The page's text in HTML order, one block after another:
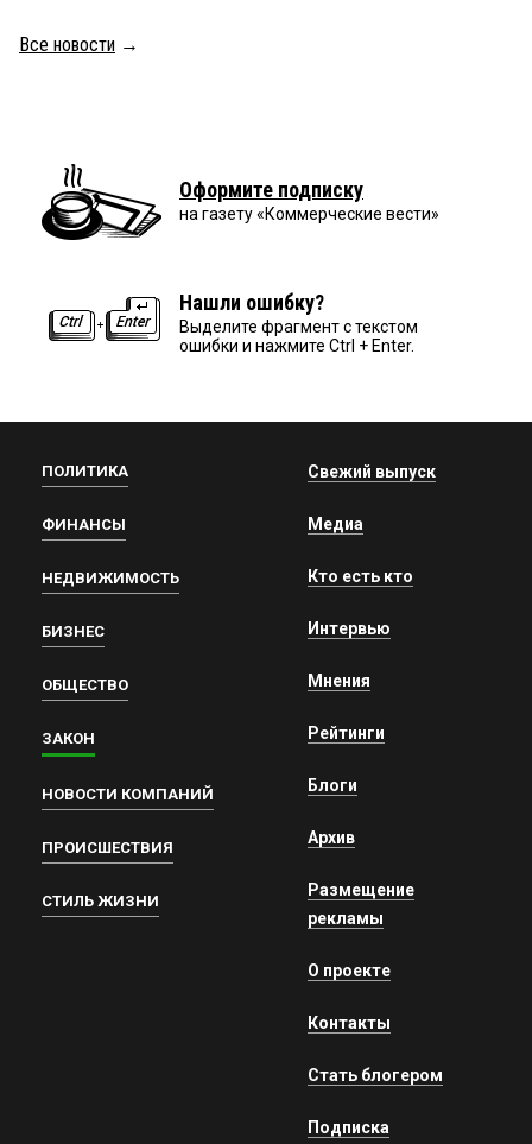
Все новости →
Оформите подписку
на газету «Коммерческие вести»
Нашли ошибку?
Выделите фрагмент с текстом
ошибки и нажмите Ctrl + Enter.
ПОЛИТИКА
ФИНАНСЫ
НЕДВИЖИМОСТЬ
БИЗНЕС
ОБЩЕСТВО
ЗАКОН
НОВОСТИ КОМПАНИЙ
ПРОИСШЕСТВИЯ
СТИЛЬ ЖИЗНИ
Свежий выпуск
Медиа
Кто есть кто
Интервью
Мнения
Рейтинги
Блоги
Архив
Размещение
рекламы
О проекте
Контакты
Стать блогером
Подписка